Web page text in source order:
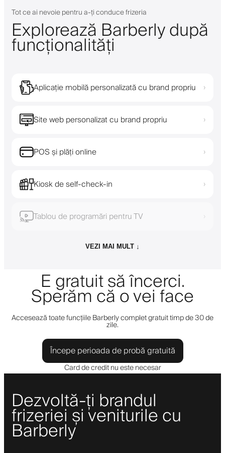
Tot ce ai nevoie pentru a-ți conduce frizeria
Explorează Barberly după
funcționalități
Aplicație mobilă personalizată cu brand propriu ›
Site web personalizat cu brand propriu ›
POS și plăți online ›
Kiosk de self-check-in ›
Tablou de programări pentru TV ›
VEZI MAI MULT ↓
E gratuit să încerci.
Sperăm că o vei face
Accesează toate funcțiile Barberly complet gratuit timp de 30 de
zile.
Începe perioada de probă gratuită
Card de credit nu este necesar
Dezvoltă-ți brandul
frizeriei și veniturile cu
Barberly